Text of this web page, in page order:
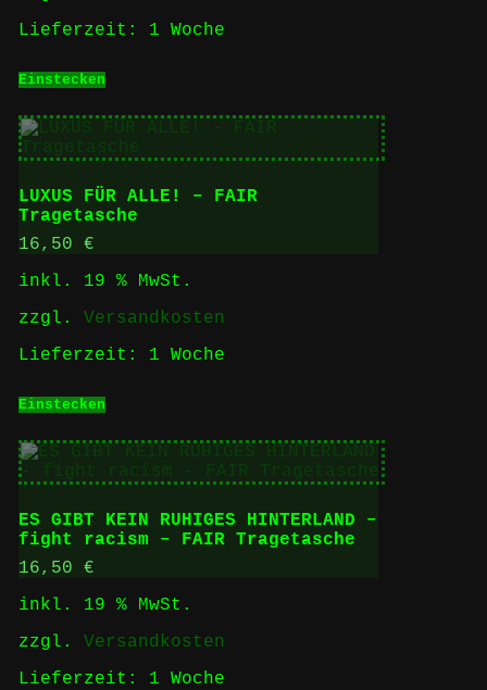
Lieferzeit: 1 Woche
Einstecken
LUXUS FÜR ALLE! – FAIR
Tragetasche
16,50 €
inkl. 19 % MwSt.
zzgl. Versandkosten
Lieferzeit: 1 Woche
Einstecken
ES GIBT KEIN RUHIGES HINTERLAND –
fight racism – FAIR Tragetasche
16,50 €
inkl. 19 % MwSt.
zzgl. Versandkosten
Lieferzeit: 1 Woche